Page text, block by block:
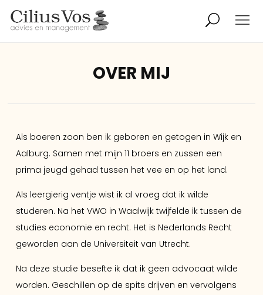
ADVIES
SECOND OPINION CONTACT
OVER MIJ
Als boeren zoon ben ik geboren en getogen in Wijk en
Aalburg. Samen met mijn 11 broers en zussen een
prima jeugd gehad tussen het vee en op het land.
Als leergierig ventje wist ik al vroeg dat ik wilde
studeren. Na het VWO in Waalwijk twijfelde ik tussen de
studies economie en recht. Het is Nederlands Recht
geworden aan de Universiteit van Utrecht.
Na deze studie besefte ik dat ik geen advocaat wilde
worden. Geschillen op de spits drijven en vervolgens